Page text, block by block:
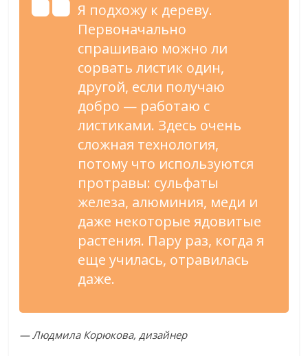
Я подхожу к дереву.
Первоначально
спрашиваю можно ли
сорвать листик один,
другой, если получаю
добро — работаю с
листиками. Здесь очень
сложная технология,
потому что используются
протравы: сульфаты
железа, алюминия, меди и
даже некоторые ядовитые
растения. Пару раз, когда я
еще училась, отравилась
даже.
— Людмила Корюкова, дизайнер